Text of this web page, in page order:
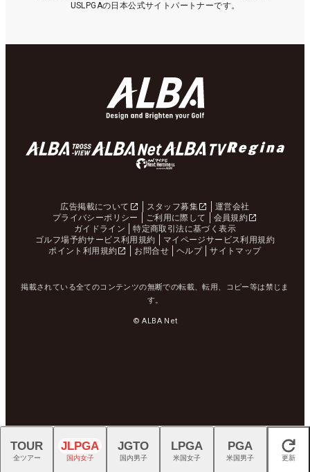
USLPGAの日本公式サイトパートナーです。
広告掲載について スタッフ募集
運営会社
プライバシーポリシー
ご利用に際して
会員規約
ガイドライン
特定商取引法に基づく表示
ゴルフ場予約サービス利用規約
マイページサービス利用規約
ポイント利用規約
お問合せ ヘルプ サイトマップ
掲載されている全てのコンテンツの無断での転載、転用、コピー等は禁じま
す。
© ALBA Net
閉じる
TOUR
全ツアー
JLPGA
国内女子
JGTO
国内男子
LPGA
米国女子
PGA
米国男子 更新